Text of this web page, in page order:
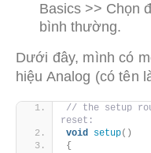
Basics >> Chọn
bình thường.
Dưới đây, mình có
hiệu Analog (có tên
// the setup
reset:
void setup()
{